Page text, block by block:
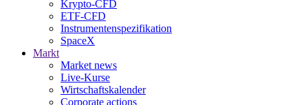
Krypto-CFD
ETF-CFD
Instrumentenspezifikation
SpaceX
Markt
Market news
Live-Kurse
Wirtschaftskalender
Corporate actions